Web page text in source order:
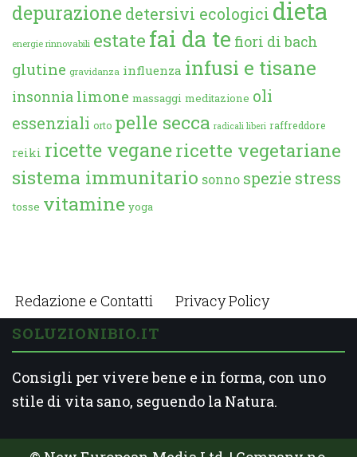
depurazione detersivi ecologici dieta
energie rinnovabili estate fai da te fiori di bach
glutine gravidanza influenza infusi e tisane
insonnia limone massaggi meditazione oli
essenziali orto pelle secca radicali liberi raffreddore
reiki ricette veganericette vegetariane
sistema immunitario sonno spezie stress
tosse vitamine yoga
Redazione e Contatti Privacy Policy
SOLUZIONIBIO.IT
Consigli per vivere bene e in forma, con uno
stile di vita sano, seguendo la Natura.